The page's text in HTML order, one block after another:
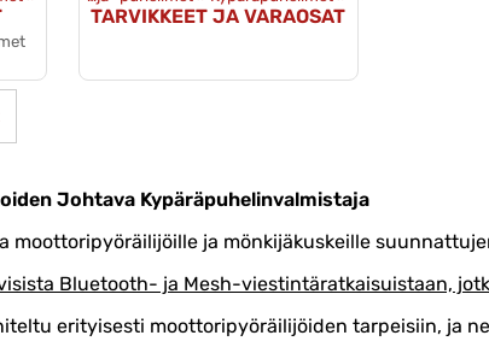
TARVIKKEET JA VARAOSAT
Johtava Kypäräpuhelinvalmistaja
moottoripyöräilijöille ja mönkijäkuskeille
Bluetooth- ja Mesh-viestintäratkaisuistaan,
erityisesti moottoripyöräilijöiden tarpeisiin, ja